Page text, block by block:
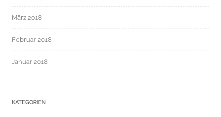
März 2018
Februar 2018
Januar 2018
KATEGORIEN